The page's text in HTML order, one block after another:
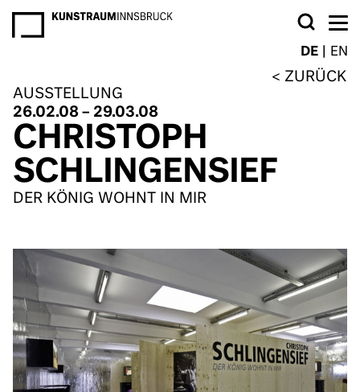
DE EN
ZURÜCK
AUSSTELLUNG
26.02.08 – 29.03.08
CHRISTOPH
SCHLINGENSIEF
DER KÖNIG WOHNT IN MIR